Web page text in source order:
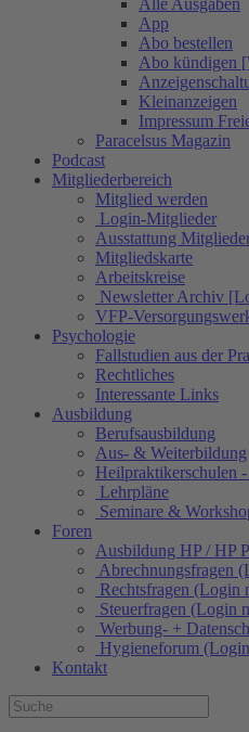
Alle Ausgaben
App
Abo bestellen
Abo kündigen
Kleinanzeigen
Impressum
Paracelsus Magazin
Podcast
Mitgliederbereich
Mitglied werden
Login-Mitglieder
Ausstattung
Mitgliedskarte
Arbeitskreise
Newsletter Archiv
VFP-
Psychologie
Fallstudien aus der
Rechtliches
Interessante Links
Ausbildung
Berufsausbildung
Aus- & Weiterbildung
Heilpraktikerschulen
Lehrpläne
Seminare &
Foren
Ausbildung HP / HP
Abrechnungsfragen
Rechtsfragen (Login
Steuerfragen (Login
Werbung- +
Hygieneforum
Kontakt